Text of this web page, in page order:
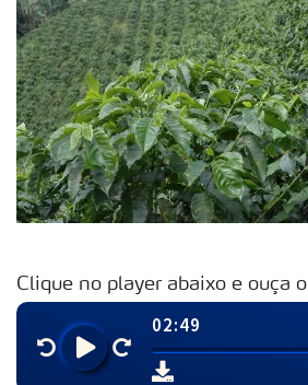
Clique no player abaixo e ouça